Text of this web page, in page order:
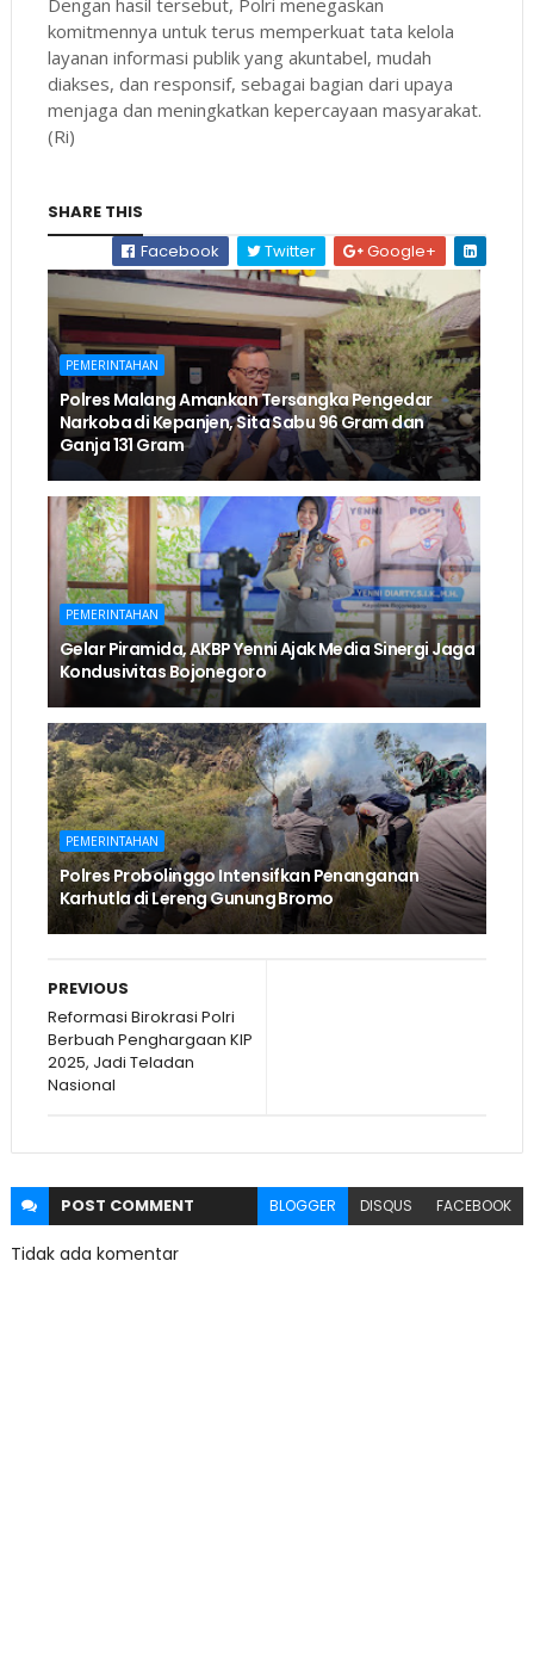
komitmennya untuk terus memperkuat tata kelola
layanan informasi publik yang akuntabel, mudah
diakses, dan responsif, sebagai bagian dari upaya
menjaga dan meningkatkan kepercayaan masyarakat.
(Ri)
SHARE THIS
Facebook
Twitter Google+
PEMERINTAHAN
Polres Malang Amankan Tersangka Pengedar
Narkoba di Kepanjen, Sita Sabu 96 Gram dan
Ganja 131 Gram
PEMERINTAHAN
Gelar Piramida, AKBP Yenni Ajak Media Sinergi Jaga
Kondusivitas Bojonegoro
PEMERINTAHAN
Polres Probolinggo Intensifkan Penanganan
Karhutla di Lereng Gunung Bromo
PREVIOUS
Reformasi Birokrasi Polri
Berbuah Penghargaan KIP
2025, Jadi Teladan
Nasional
POST COMMENT BLOGGER DISQUS FACEBOOK
Tidak ada komentar